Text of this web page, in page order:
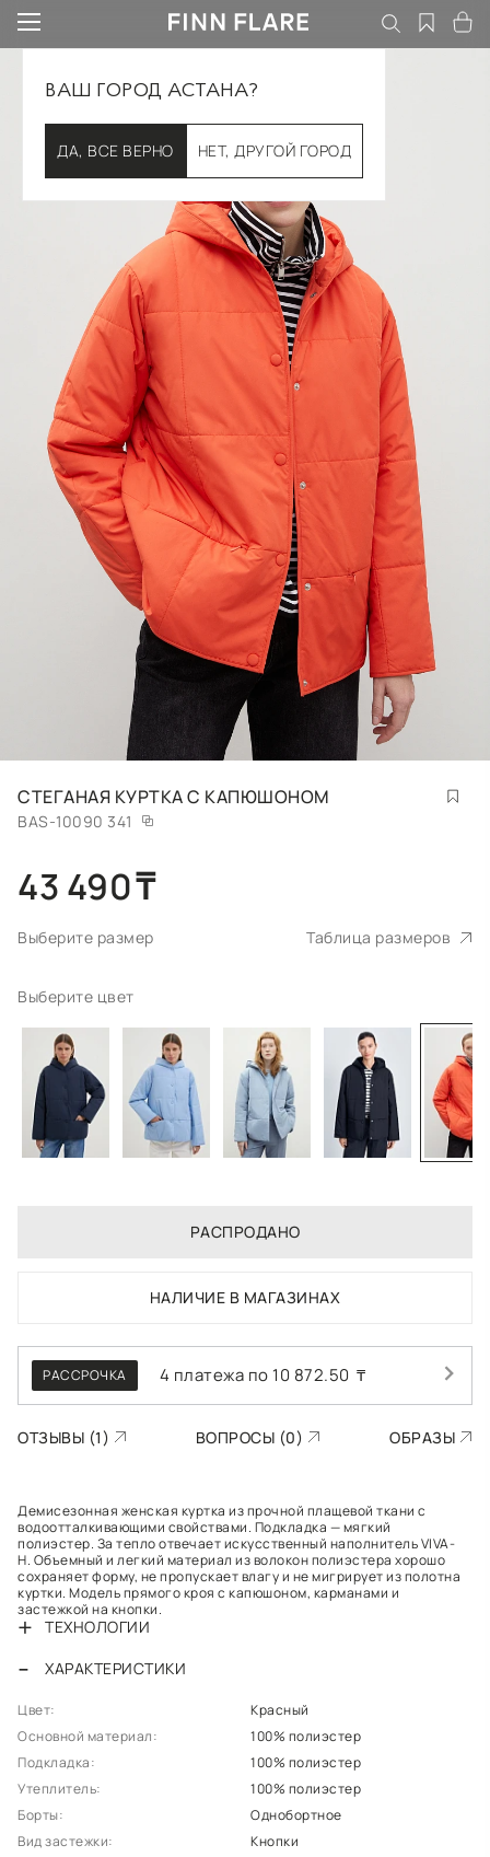
ВАШ ГОРОД АСТАНА?
ДА, ВСЕ ВЕРНО НЕТ, ДРУГОЙ ГОРОД
СТЕГАНАЯ КУРТКА С КАПЮШОНОМ
BAS-10090 341
43 490₸
Выберите размер Таблица размеров
Выберите цвет
РАСПРОДАНО
НАЛИЧИЕ В МАГАЗИНАХ
РАССРОЧКА 4 платежа по 10 872.50 ₸
ОТЗЫВЫ (1) ВОПРОСЫ (0) ОБРАЗЫ
Демисезонная женская куртка из прочной плащевой ткани с
водоотталкивающими свойствами. Подкладка — мягкий
полиэстер. За тепло отвечает искусственный наполнитель VIVA-
H. Объемный и легкий материал из волокон полиэстера хорошо
сохраняет форму, не пропускает влагу и не мигрирует из полотна
куртки. Модель прямого кроя с капюшоном, карманами и
застежкой на кнопки.
ТЕХНОЛОГИИ
ХАРАКТЕРИСТИКИ
Цвет:
Красный
Основной материал:
100% полиэстер
Подкладка:
100% полиэстер
Утеплитель:
100% полиэстер
Борты:
Однобортное
Вид застежки:
Кнопки